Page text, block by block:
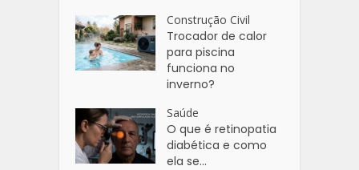
Construção Civil
Trocador de calor
para piscina
funciona no
inverno?
Saúde
O que é retinopatia
diabética e como
ela se...